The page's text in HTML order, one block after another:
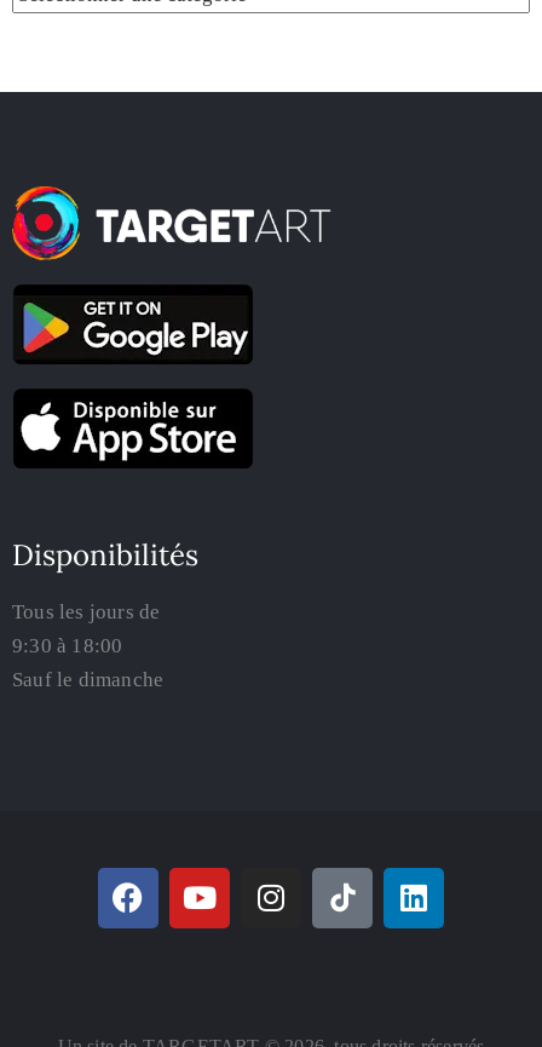
Disponibilités
Tous les jours de
9:30 à 18:00
Sauf le dimanche